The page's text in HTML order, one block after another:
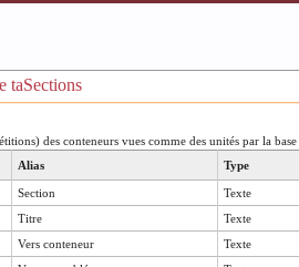
taSections
des conteneurs vues comme des unités par la
Alias Type
Section
Texte
Titre
Texte
Vers conteneur
Texte